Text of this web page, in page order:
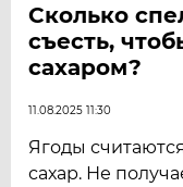
Сколько
съесть,
сахаром?
11.08.2025 11:30
Ягоды
сахар. Не